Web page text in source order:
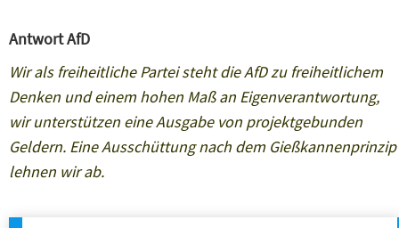
Antwort AfD
Wir als freiheitliche Partei steht die AfD zu freiheitlichem
Denken und einem hohen Maß an Eigenverantwortung,
wir unterstützen eine Ausgabe von projektgebunden
Geldern. Eine Ausschüttung nach dem Gießkannenprinzip
lehnen wir ab.